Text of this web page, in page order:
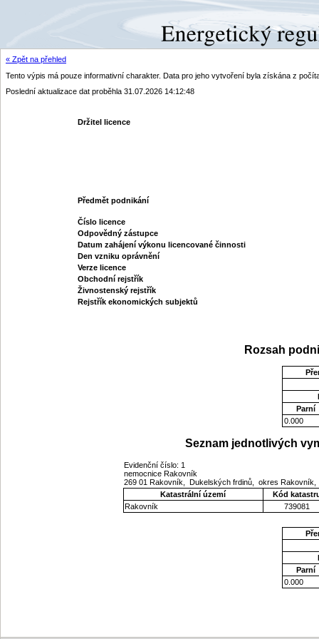
« Zpět na přehled
Tento výpis má pouze informativní charakter. Data pro jeho vytvoření byla získána z
Poslední aktualizace dat proběhla 31.07.2026 14:12:48
Držitel licence
Předmět podnikání
Číslo licence
Odpovědný zástupce
Datum zahájení výkonu licencované činnosti
Den vzniku oprávnění
Verze licence
Obchodní rejstřík
Živnostenský rejstřík
Rejstřík ekonomických subjektů
Rozsah
Parní
0.000
Seznam jednotlivých
Evidenční číslo: 1
nemocnice Rakovník
269 01 Rakovník, Dukelských frdinů, okres
Katastrální území
Kód
Rakovník
739081
Parní
0.000